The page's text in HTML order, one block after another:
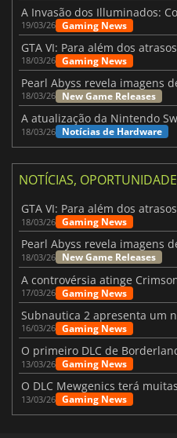
19/03/26 Gaming News
18/03/26 Gaming News
18/03/26 New Game Releases
18/03/26 Notícias de Hardware
NOTÍCIAS,
18/03/26 Gaming News
18/03/26 New Game Releases
17/03/26 Gaming News
16/03/26 Gaming News
13/03/26 Gaming News
O DLC Mewgenics terá
13/03/26 Gaming News